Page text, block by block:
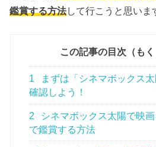
鑑賞する方法して行こうと思いま
この記事の目次（もく
1
まずは「シネマボックス
確認しよう！
2
シネマボックス太陽で映画
で鑑賞する方法